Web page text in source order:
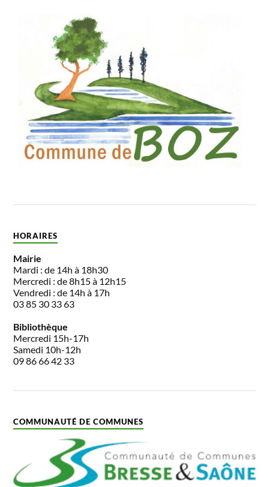
HORAIRES
Mairie
Mardi : de 14h à 18h30
Mercredi : de 8h15 à 12h15
Vendredi : de 14h à 17h
03 85 30 33 63
Bibliothèque
Mercredi 15h-17h
Samedi 10h-12h
09 86 66 42 33
COMMUNAUTÉ DE COMMUNES